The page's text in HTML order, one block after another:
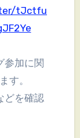
tJctfu
参加に関
す。
どを確認